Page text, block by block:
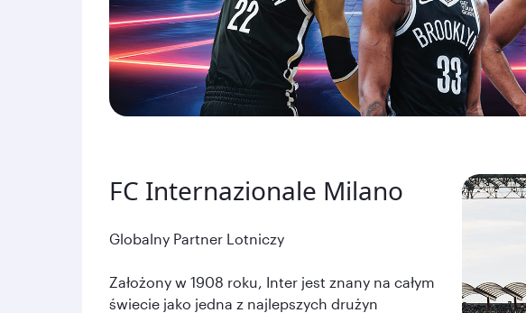
FC Internazionale Milano
Globalny Partner Lotniczy
Założony w 1908 roku, Inter jest znany na całym
świecie jako jedna z najlepszych drużyn